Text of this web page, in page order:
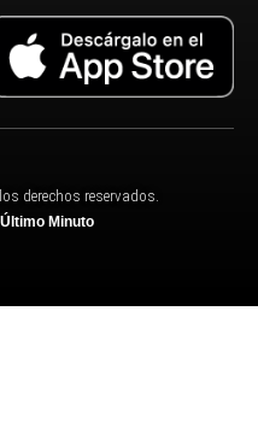
derechos reservados.
Minuto